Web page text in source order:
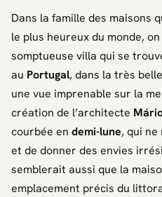
Dans la famille des maisons
le plus heureux du monde,
somptueuse villa qui se
au Portugal, dans la très
une vue imprenable sur la
création de l’architecte
courbée en demi-lune, qui
et de donner des envies
semblerait aussi que la
emplacement précis du